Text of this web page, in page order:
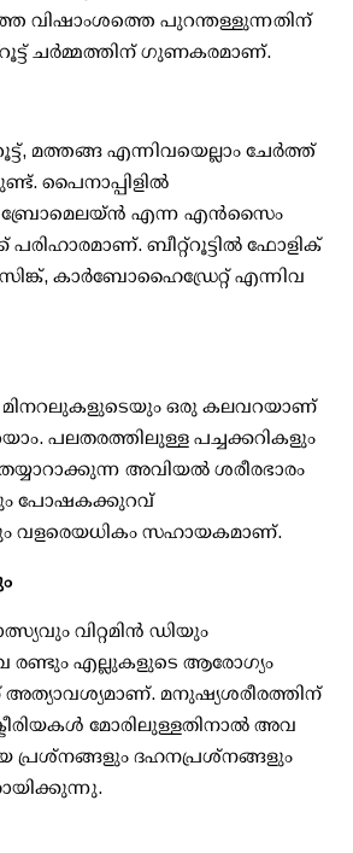
വിഷാംശത്തെ പുറന്തള്ളുന്നതിന്
ചര്‍മ്മത്തിന് ഗുണകരമാണ്.
മത്തങ്ങ എന്നിവയെല്ലാം ചേര്‍ത്ത്
പൈനാപ്പിളില്‍
ബ്രോമെലയ്ന്‍ എന്ന എന്‍സൈം
ബീറ്റ്‌റൂട്ടില്‍ ഫോളിക്
കാര്‍ബോഹൈഡ്രേറ്റ് എന്നിവ
മിനറലുകളുടെയും ഒരു കലവറയാണ്
പലതരത്തിലുള്ള പച്ചക്കറികളും
അവിയല്‍ ശരീരഭാരം
പോഷകക്കുറവ്
വളരെയധികം സഹായകമാണ്.
വിറ്റമിന്‍ ഡിയും
രണ്ടും എല്ലുകളുടെ ആരോഗ്യം
അത്യാവശ്യമാണ്. മനുഷ്യശരീരത്തിന്
മോരിലുള്ളതിനാല്‍ അവ
ദഹനപ്രശ്‌നങ്ങളും